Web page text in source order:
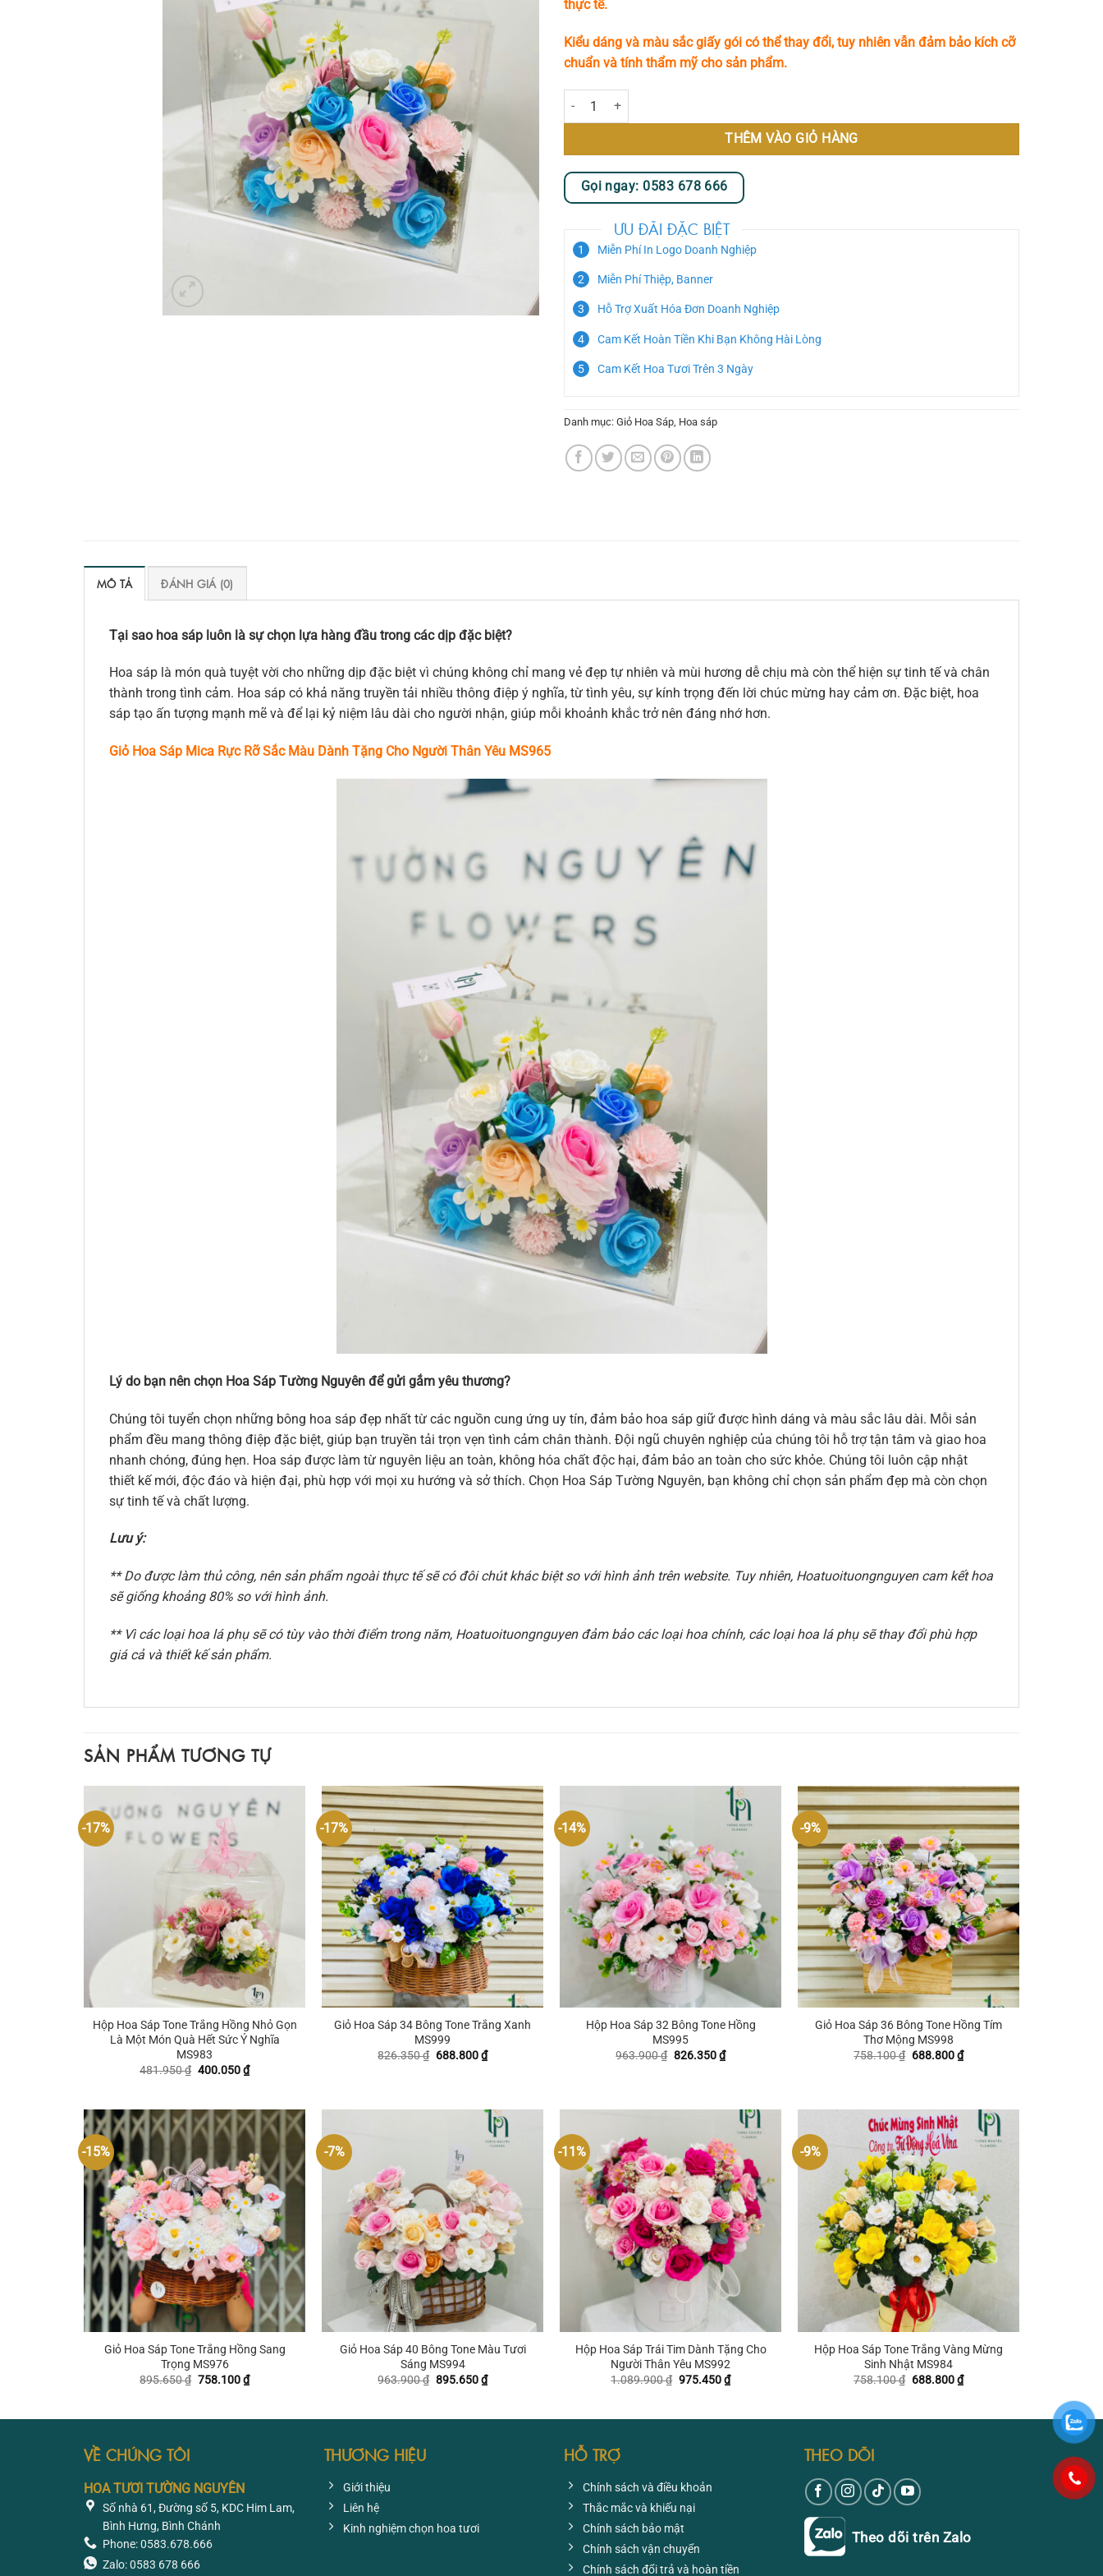
thực tế.
Kiểu dáng và màu sắc giấy gói có thể thay đổi, tuy nhiên vẫn đảm bảo kích cỡ
chuẩn và tính thẩm mỹ cho sản phẩm.
Giỏ Hoa Sáp Mica Rực Rỡ Sắc Màu Dành Tặng Cho Người Thân Yêu MS965 số lượng
THÊM VÀO GIỎ HÀNG
Gọi ngay: 0583 678 666
ƯU ĐÃI ĐẶC BIỆT
Miễn Phí In Logo Doanh Nghiệp
Miễn Phí Thiệp, Banner
Hỗ Trợ Xuất Hóa Đơn Doanh Nghiệp
Cam Kết Hoàn Tiền Khi Bạn Không Hài Lòng
Cam Kết Hoa Tươi Trên 3 Ngày
Danh mục: Giỏ Hoa Sáp Hoa sáp
MÔ TẢ ĐÁNH GIÁ (0)
Tại sao hoa sáp luôn là sự chọn lựa hàng đầu trong các dịp đặc biệt?
Hoa sáp là món quà tuyệt vời cho những dịp đặc biệt vì chúng không chỉ mang vẻ đẹp tự nhiên và mùi hương dễ chịu mà còn thể hiện sự tinh tế và chân
thành trong tình cảm. Hoa sáp có khả năng truyền tải nhiều thông điệp ý nghĩa, từ tình yêu, sự kính trọng đến lời chúc mừng hay cảm ơn. Đặc biệt, hoa
sáp tạo ấn tượng mạnh mẽ và để lại kỷ niệm lâu dài cho người nhận, giúp mỗi khoảnh khắc trở nên đáng nhớ hơn.
Giỏ Hoa Sáp Mica Rực Rỡ Sắc Màu Dành Tặng Cho Người Thân Yêu MS965
Lý do bạn nên chọn Hoa Sáp Tường Nguyên để gửi gắm yêu thương?
Chúng tôi tuyển chọn những bông hoa sáp đẹp nhất từ các nguồn cung ứng uy tín, đảm bảo hoa sáp giữ được hình dáng và màu sắc lâu dài. Mỗi sản
phẩm đều mang thông điệp đặc biệt, giúp bạn truyền tải trọn vẹn tình cảm chân thành. Đội ngũ chuyên nghiệp của chúng tôi hỗ trợ tận tâm và giao hoa
nhanh chóng, đúng hẹn. Hoa sáp được làm từ nguyên liệu an toàn, không hóa chất độc hại, đảm bảo an toàn cho sức khỏe. Chúng tôi luôn cập nhật
thiết kế mới, độc đáo và hiện đại, phù hợp với mọi xu hướng và sở thích. Chọn Hoa Sáp Tường Nguyên, bạn không chỉ chọn sản phẩm đẹp mà còn chọn
sự tinh tế và chất lượng.
Lưu ý:
** Do được làm thủ công, nên sản phẩm ngoài thực tế sẽ có đôi chút khác biệt so với hình ảnh trên website. Tuy nhiên, Hoatuoituongnguyen cam kết hoa
sẽ giống khoảng 80% so với hình ảnh.
** Vì các loại hoa lá phụ sẽ có tùy vào thời điểm trong năm, Hoatuoituongnguyen đảm bảo các loại hoa chính, các loại hoa lá phụ sẽ thay đổi phù hợp
giá cả và thiết kế sản phẩm.
SẢN PHẨM TƯƠNG TỰ
-17%
Hộp Hoa Sáp Tone Trắng Hồng Nhỏ Gọn
Là Một Món Quà Hết Sức Ý Nghĩa
MS983
481.950₫ Giá
400.050₫Giá
400.050 ₫.
-17%
+
Giỏ Hoa Sáp 34 Bông Tone Trắng Xanh
MS999
826.350₫ Giá
688.800₫Giá
-14%
Hộp Hoa Sáp 32 Bông Tone Hồng
MS995
963.900₫ Giá
826.350₫Giá
-9%
+
Giỏ Hoa Sáp 36 Bông Tone Hồng Tím
Thơ Mộng MS998
758.100₫ Giá
688.800₫Giá
-15%
+
Giỏ Hoa Sáp Tone Trắng Hồng Sang
Trọng MS976
895.650₫ Giá
758.100₫Giá
-7%
+
Giỏ Hoa Sáp 40 Bông Tone Màu Tươi
Sáng MS994
963.900₫ Giá
895.650₫Giá
-11%
Hộp Hoa Sáp Trái Tim Dành Tặng Cho
Người Thân Yêu MS992
1.089.900₫ Giá
975.450₫Giá
-9%
Hộp Hoa Sáp Tone Trắng Vàng Mừng
Sinh Nhật MS984
758.100₫ Giá
688.800₫Giá
VỀ CHÚNG TÔI
HOA TƯƠI TƯỜNG NGUYÊN
Số nhà 61, Đường số 5, KDC Him Lam,
Bình Hưng, Bình Chánh
Phone: 0583.678.666
Zalo: 0583 678 666
THƯƠNG HIỆU
Giới thiệu
Liên hệ
Kinh nghiệm chọn hoa tươi
HỖ TRỢ
Chính sách và điều khoản
Thắc mắc và khiếu nại
Chính sách bảo mật
Chính sách vận chuyển
Chính sách đổi trả và hoàn tiền
THEO DÕI
Theo dõi trên Zalo